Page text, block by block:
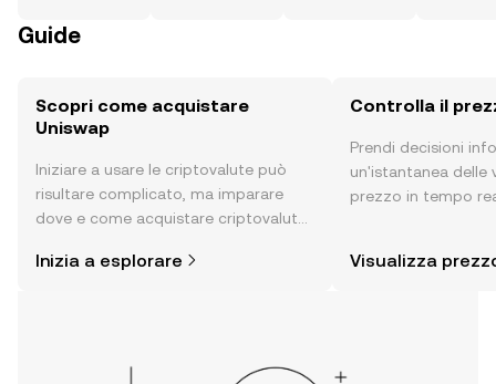
Guide
Scopri come acquistare
Uniswap
Iniziare a usare le criptovalute può
risultare complicato, ma imparare
dove e come acquistare criptovalute
pensare. Inizia il tuo viaggio sull'app
Inizia a esplorare
Controlla il
Prendi decisioni
un'istantanea delle
prezzo in tempo
Visualizza